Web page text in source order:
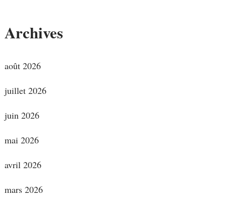
Archives
août 2026
juillet 2026
juin 2026
mai 2026
avril 2026
mars 2026